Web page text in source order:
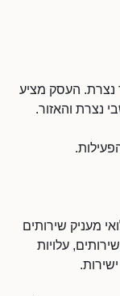
נצרת. העסק מציע
נצרת והאזור.
מעניק שירותים
עלויות